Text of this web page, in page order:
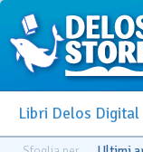
Libri Delos Digital